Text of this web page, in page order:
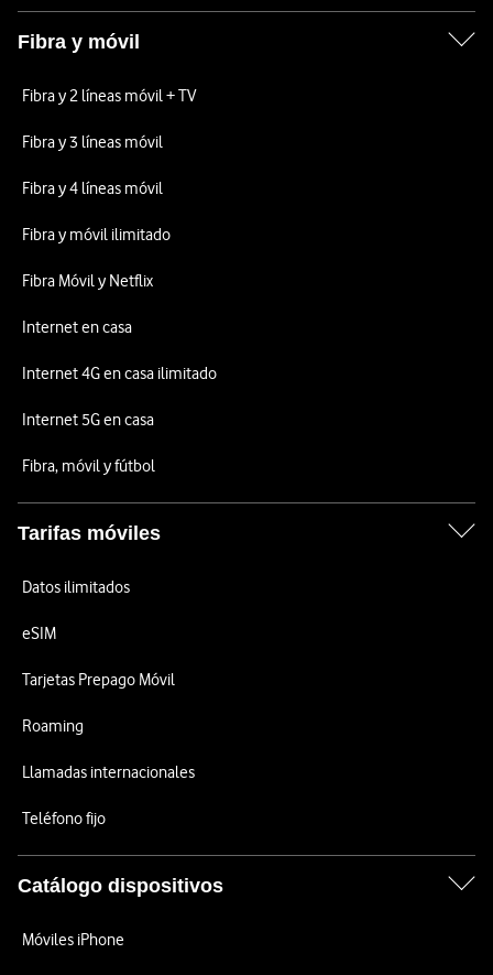
Fibra y móvil
Fibra y 2 líneas móvil + TV
Fibra y 3 líneas móvil
Fibra y 4 líneas móvil
Fibra y móvil ilimitado
Fibra Móvil y Netflix
Internet en casa
Internet 4G en casa ilimitado
Internet 5G en casa
Fibra, móvil y fútbol
Tarifas móviles
Datos ilimitados
eSIM
Tarjetas Prepago Móvil
Roaming
Llamadas internacionales
Teléfono fijo
Catálogo dispositivos
Móviles iPhone